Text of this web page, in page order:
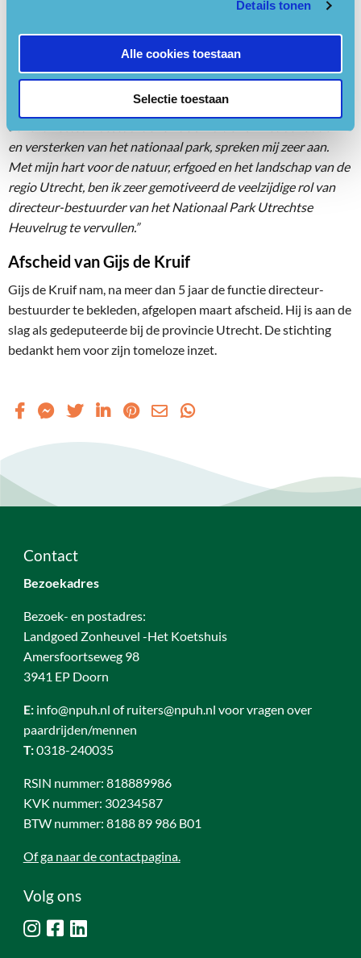
Details tonen
Alle cookies toestaan
Selectie toestaan
wordt intensief samengewerkt door en met o.a. de
enthousiasme naar uit om met het team draagvlak voor
gezamenlijke vervolgstappen te realiseren. De combinatie van
de rol directeur-bestuurder en de ambitie van het behouden
en versterken van het nationaal park, spreken mij zeer aan.
Met mijn hart voor de natuur, erfgoed en het landschap van de
regio Utrecht, ben ik zeer gemotiveerd de veelzijdige rol van
directeur-bestuurder van het Nationaal Park Utrechtse
Heuvelrug te vervullen.”
Afscheid van Gijs de Kruif
Gijs de Kruif nam, na meer dan 5 jaar de functie directeur-
bestuurder te bekleden, afgelopen maart afscheid. Hij is aan de
slag als gedeputeerde bij de provincie Utrecht. De stichting
bedankt hem voor zijn tomeloze inzet.
Contact
Bezoekadres
Bezoek- en postadres:
Landgoed Zonheuvel -Het Koetshuis
Amersfoortseweg 98
3941 EP Doorn
E:info@npuh.nl of ruiters@npuh.nl voor vragen over
paardrijden/mennen
T:0318-240035
RSIN nummer: 818889986
KVK nummer: 30234587
BTW nummer: 8188 89 986 B01
Of ga naar de contactpagina.
Volg ons